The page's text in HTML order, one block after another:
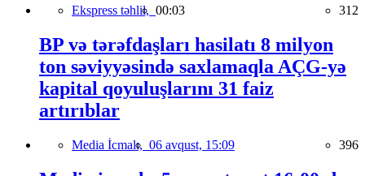
Ekspress təhlil, 00:03 312
BP və tərəfdaşları hasilatı 8 milyon
ton səviyyəsində saxlamaqla AÇG-yə
kapital qoyuluşlarını 31 faiz
artırıblar
Media İcmalı, 06 avqust, 15:09 396